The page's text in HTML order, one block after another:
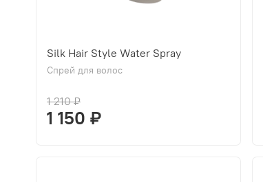
Silk Hair Style Water Spray
Спрей для волос
1 210 ₽
1 150 ₽